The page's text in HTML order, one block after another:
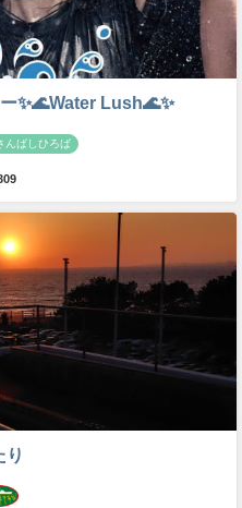
✨🌊Water Lush🌊✨
んばしひろば
り